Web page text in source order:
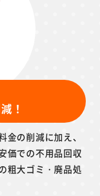
！
の削減に加え、
価での不用品回収
粗大ゴミ・廃品処